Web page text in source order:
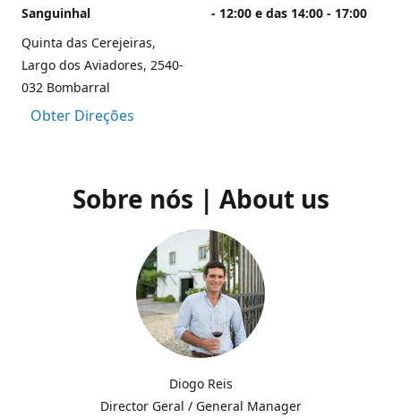
Sanguinhal
Quinta das Cerejeiras,
Largo dos Aviadores, 2540-
032 Bombarral
Obter Direções
- 12:00 e das 14:00 - 17:00
Sobre nós | About us
Diogo Reis
Director Geral / General Manager